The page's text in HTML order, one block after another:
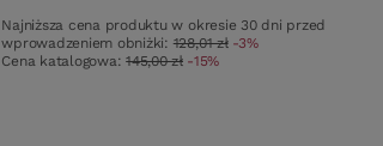
Najniższa cena produktu w okresie 30 dni przed
wprowadzeniem obniżki: 128,01 zł -3%
Cena katalogowa:145,00 zł -15%